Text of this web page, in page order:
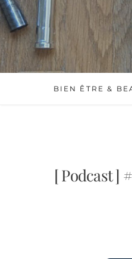
BIEN ÊTRE &
[ Podcast ]